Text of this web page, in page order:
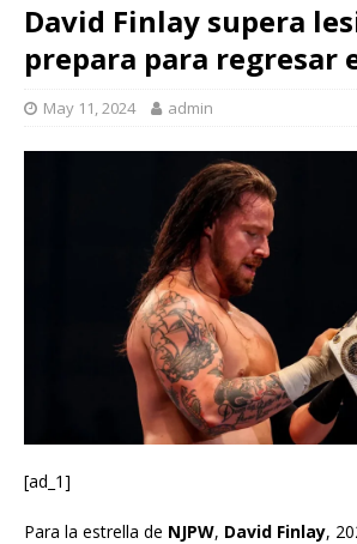
David Finlay supera
prepara para regresar
May 11, 2024 admin
[ad_1]
Para la estrella de NJPW, David Finlay,